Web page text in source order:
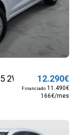
2WD Sense (Con
12.290€
Financiado 11.490€
166€/mes